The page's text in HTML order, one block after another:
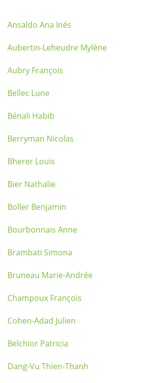
Ansaldo Ana Inés
Aubertin-Leheudre Mylène
Aubry François
Bellec Lune
Bénali Habib
Berryman Nicolas
Bherer Louis
Bier Nathalie
Boller Benjamin
Bourbonnais Anne
Brambati Simona
Bruneau Marie-Andrée
Champoux François
Cohen-Adad Julien
Belchior Patricia
Dang-Vu Thien-Thanh